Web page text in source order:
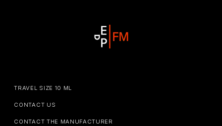
TRAVEL SIZE 10 ML
CONTACT US
CONTACT THE MANUFACTURER